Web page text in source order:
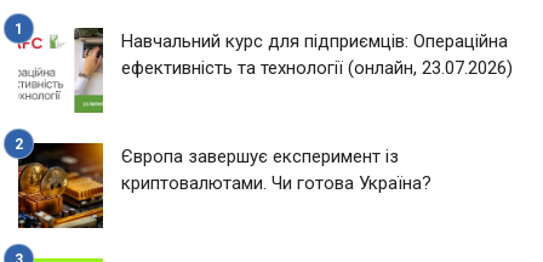
Навчальний курс для підприємців: Операційна
ефективність та технології (онлайн, 23.07.2026)
Європа завершує експеримент із
криптовалютами. Чи готова Україна?